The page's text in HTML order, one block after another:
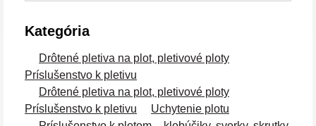
Kategória
Drôtené pletiva na plot, pletivové ploty
Príslušenstvo k pletivu
Drôtené pletiva na plot, pletivové ploty
Príslušenstvo k pletivu
Uchytenie plotu